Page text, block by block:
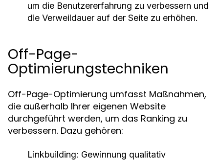
um die Benutzererfahrung zu verbessern und
die Verweildauer auf der Seite zu erhöhen.
Off-Page-
Optimierungstechniken
Off-Page-Optimierung umfasst Maßnahmen,
die außerhalb Ihrer eigenen Website
durchgeführt werden, um das Ranking zu
verbessern. Dazu gehören:
Linkbuilding: Gewinnung qualitativ